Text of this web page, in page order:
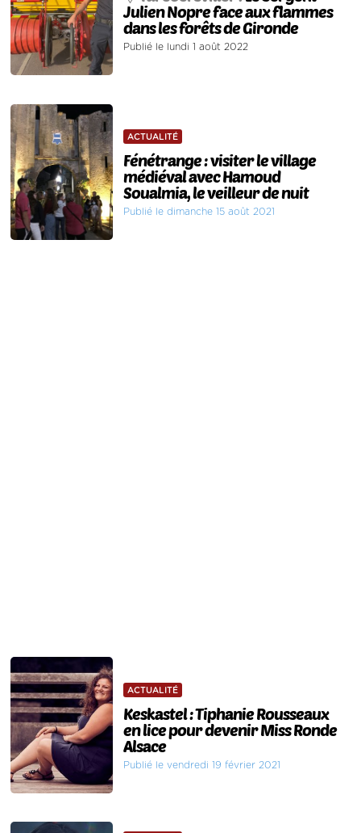
Julien Nopre face aux flammes
dans les forêts de Gironde
Publié le lundi 1 août 2022
ACTUALITÉ
Fénétrange : visiter le village
médiéval avec Hamoud
Soualmia, le veilleur de nuit
Publié le dimanche 15 août 2021
ACTUALITÉ
Keskastel : Tiphanie Rousseaux
en lice pour devenir Miss Ronde
Alsace
Publié le vendredi 19 février 2021